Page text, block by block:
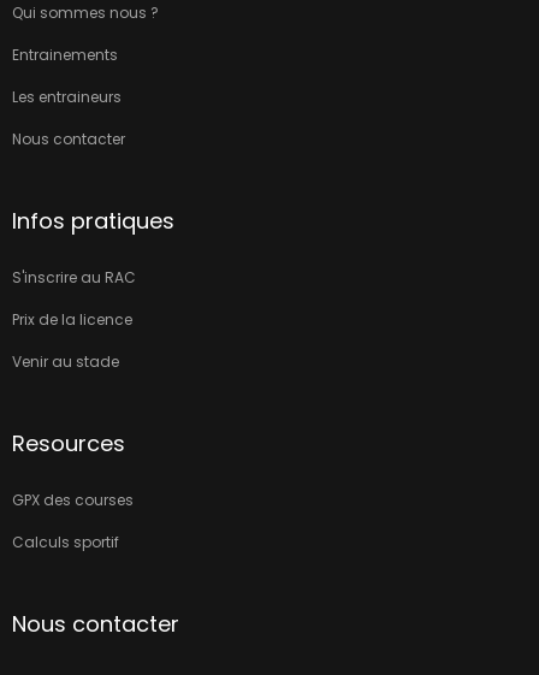
Qui sommes nous ?
Entrainements
Les entraineurs
Nous contacter
Infos pratiques
S'inscrire au RAC
Prix de la licence
Venir au stade
Resources
GPX des courses
Calculs sportif
Nous contacter